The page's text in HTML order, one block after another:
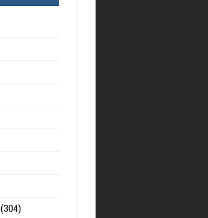
(304)